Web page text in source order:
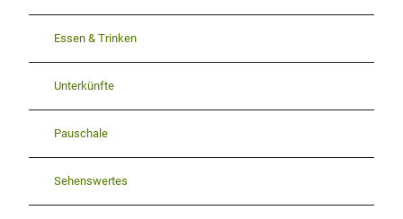
Essen & Trinken
Unterkünfte
Pauschale
Sehenswertes